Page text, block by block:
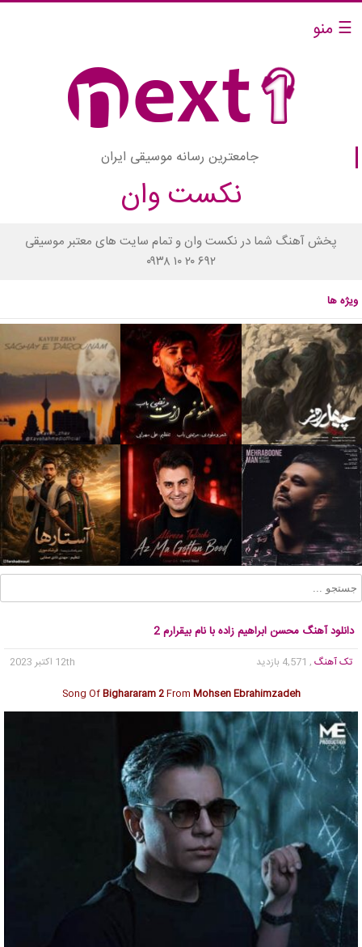
☰ منو
جامعترین رسانه موسیقی ایران
نکست وان
پخش آهنگ شما در نکست وان و تمام سایت های معتبر موسیقی
۰۹۳۸ ۱۰ ۲۰ ۶۹۲
ویژه ها
دانلود آهنگ محسن ابراهیم زاده با نام بیقرارم 2
تک آهنگ , 4,571 بازدید
12th اکتبر 2023
Song OfBighararam 2From Mohsen Ebrahimzadeh